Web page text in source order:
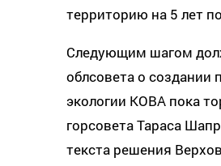
территорию на 5 лет
Следующим шагом
облсовета о создании
экологии КОВА пока
горсовета Тараса
текста решения